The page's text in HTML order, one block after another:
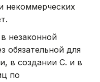
некоммерческих
незаконной
обязательной для
в создании С. и в
по